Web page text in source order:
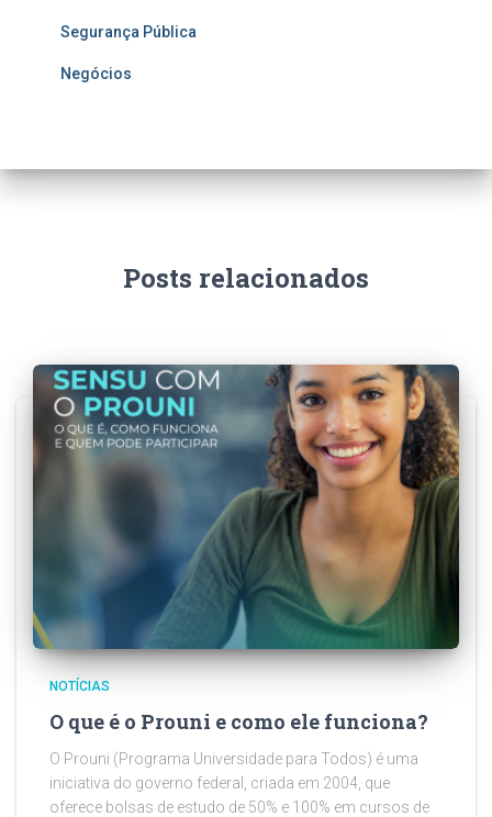
Segurança Pública
Negócios
Posts relacionados
NOTÍCIAS
O que é o Prouni e como ele funciona?
O Prouni (Programa Universidade para Todos) é uma
iniciativa do governo federal, criada em 2004, que
oferece bolsas de estudo de 50% e 100% em cursos de